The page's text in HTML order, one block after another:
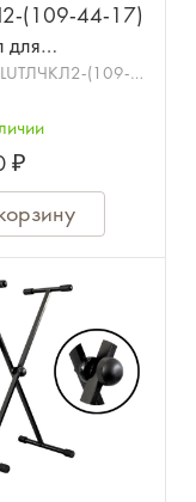
(109-44-17)
для
(109-
₽